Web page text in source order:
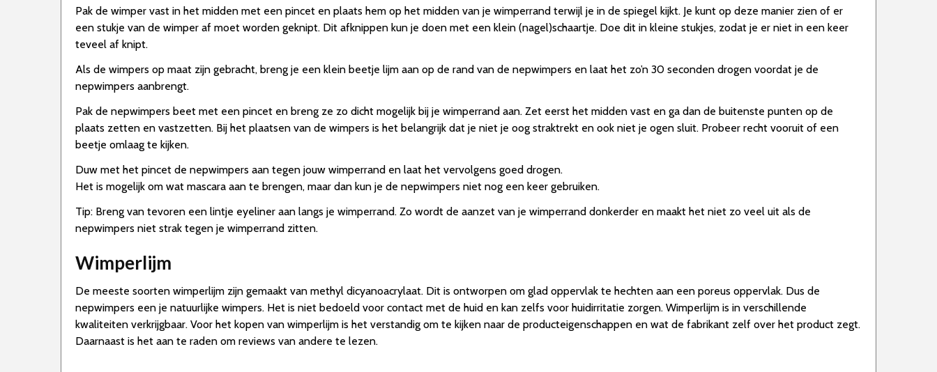
Pak de wimper vast in het midden met een pincet en plaats hem op het midden van je wimperrand terwijl je in de spiegel kijkt. Je kunt op deze manier zien of er
een stukje van de wimper af moet worden geknipt. Dit afknippen kun je doen met een klein (nagel)schaartje. Doe dit in kleine stukjes, zodat je er niet in een keer
teveel af knipt.
Als de wimpers op maat zijn gebracht, breng je een klein beetje lijm aan op de rand van de nepwimpers en laat het zo’n 30 seconden drogen voordat je de
nepwimpers aanbrengt.
Pak de nepwimpers beet met een pincet en breng ze zo dicht mogelijk bij je wimperrand aan. Zet eerst het midden vast en ga dan de buitenste punten op de
plaats zetten en vastzetten. Bij het plaatsen van de wimpers is het belangrijk dat je niet je oog straktrekt en ook niet je ogen sluit. Probeer recht vooruit of een
beetje omlaag te kijken.
Duw met het pincet de nepwimpers aan tegen jouw wimperrand en laat het vervolgens goed drogen.
Het is mogelijk om wat mascara aan te brengen, maar dan kun je de nepwimpers niet nog een keer gebruiken.
Tip: Breng van tevoren een lintje eyeliner aan langs je wimperrand. Zo wordt de aanzet van je wimperrand donkerder en maakt het niet zo veel uit als de
nepwimpers niet strak tegen je wimperrand zitten.
Wimperlijm
De meeste soorten wimperlijm zijn gemaakt van methyl dicyanoacrylaat. Dit is ontworpen om glad oppervlak te hechten aan een poreus oppervlak. Dus de
nepwimpers een je natuurlijke wimpers. Het is niet bedoeld voor contact met de huid en kan zelfs voor huidirritatie zorgen. Wimperlijm is in verschillende
kwaliteiten verkrijgbaar. Voor het kopen van wimperlijm is het verstandig om te kijken naar de producteigenschappen en wat de fabrikant zelf over het product zegt.
Daarnaast is het aan te raden om reviews van andere te lezen.